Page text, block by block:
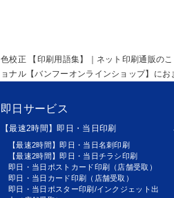
色校正 【印刷用語集】｜ネット印刷通販の
ョナル【バンフーオンラインショップ】に
即日サービス
【最速2時間】即日・当日印刷
【最速2時間】即日・当日名刺印刷
【最速2時間】即日・当日チラシ印刷
即日・当日ポストカード印刷（店舗受取）
即日・当日カード印刷（店舗受取）
即日・当日ポスター印刷/インクジェット出